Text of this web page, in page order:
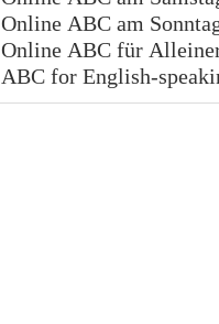
Online ABC am
Online ABC für
ABC for English-